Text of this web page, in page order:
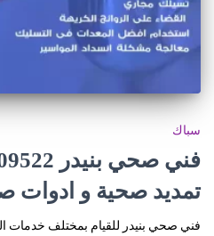
سباك
تمديد صحية و ادوات
فني صحي بنيدر للقيام بمختلف خدمات